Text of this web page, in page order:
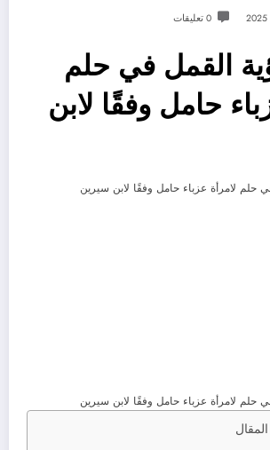
0 تعليقات
القمل في حلم
حامل وفقًا لابن